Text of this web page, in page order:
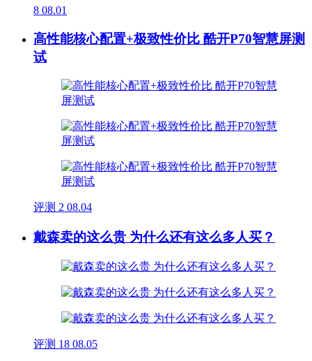
8 08.01
高性能核心配置+极致性价比 酷开P70智慧屏测
试
评测 2 08.04
戴森卖的这么贵 为什么还有这么多人买？
评测 18 08.05